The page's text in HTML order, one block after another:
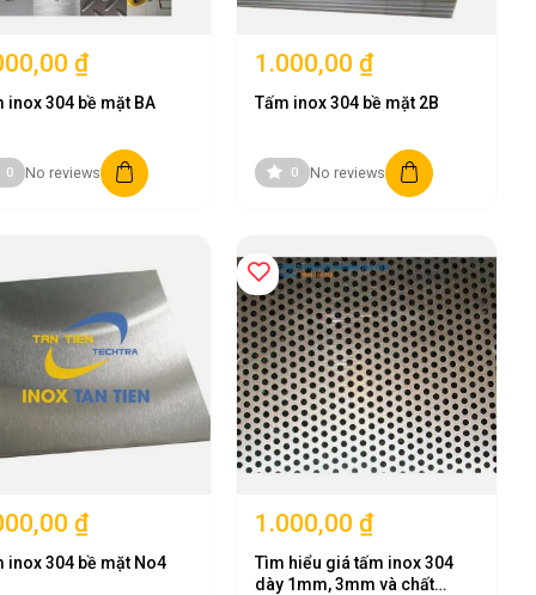
lượng quốc tế, đáp ứng đa dạng nhu cầu từ công trình dân
₫
inox 304 bề mặt BA
0 No reviews
1.000,00 ₫
Tấm inox 304 bề mặt 2B
0 No reviews
₫
inox 304 bề mặt No4
1.000,00 ₫
Tìm hiểu giá tấm inox 304
dày 1mm, 3mm và chất